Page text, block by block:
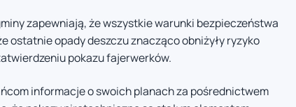
zapewniają, że wszystkie warunki bezpieczeństwa
ostatnie opady deszczu znacząco obniżyły ryzyko
pokazu fajerwerków.
informacje o swoich planach za pośrednictwem